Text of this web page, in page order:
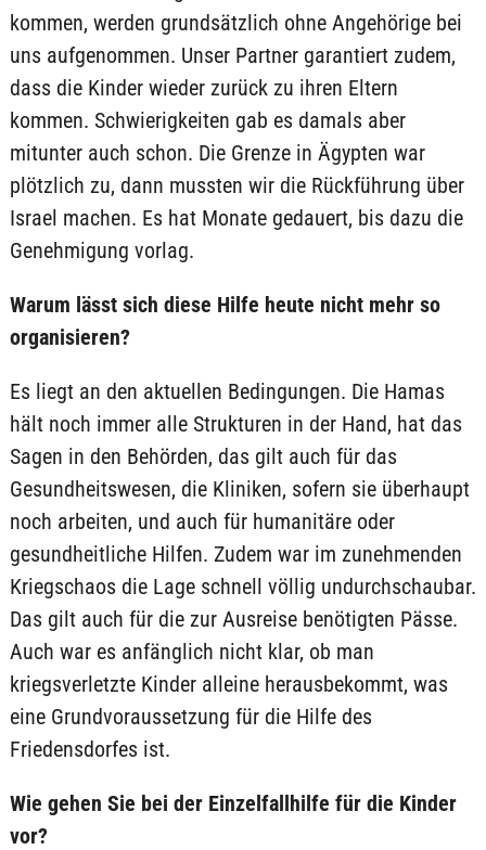
kommen, werden grundsätzlich ohne Angehörige bei
uns aufgenommen. Unser Partner garantiert zudem,
dass die Kinder wieder zurück zu ihren Eltern
kommen. Schwierigkeiten gab es damals aber
mitunter auch schon. Die Grenze in Ägypten war
plötzlich zu, dann mussten wir die Rückführung über
Israel machen. Es hat Monate gedauert, bis dazu die
Genehmigung vorlag.
Warum lässt sich diese Hilfe heute nicht mehr so
organisieren?
Es liegt an den aktuellen Bedingungen. Die Hamas
hält noch immer alle Strukturen in der Hand, hat das
Sagen in den Behörden, das gilt auch für das
Gesundheitswesen, die Kliniken, sofern sie überhaupt
noch arbeiten, und auch für humanitäre oder
gesundheitliche Hilfen. Zudem war im zunehmenden
Kriegschaos die Lage schnell völlig undurchschaubar.
Das gilt auch für die zur Ausreise benötigten Pässe.
Auch war es anfänglich nicht klar, ob man
kriegsverletzte Kinder alleine herausbekommt, was
eine Grundvoraussetzung für die Hilfe des
Friedensdorfes ist.
Wie gehen Sie bei der Einzelfallhilfe für die Kinder
vor?